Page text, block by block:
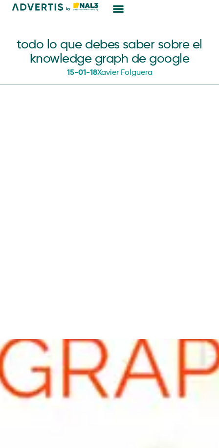
todo lo que debes saber sobre el
knowledge graph de google
15-01-18Xavier Folguera